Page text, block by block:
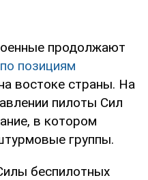
продолжают
позициям
востоке страны. На
пилоты Сил
в котором
группы.
беспилотных